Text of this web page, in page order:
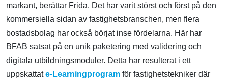
markant, berättar Frida. Det har varit störst och först på den
kommersiella sidan av fastighetsbranschen, men flera
bostadsbolag har också börjat inse fördelarna. Här har
BFAB satsat på en unik paketering med validering och
digitala utbildningsmoduler. Detta har resulterat i ett
uppskattate-Learningprogram för fastighetstekniker där